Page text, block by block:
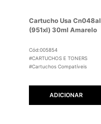
Cartucho Usa Cn048al
(951xl) 30ml Amarelo
Cód:005854
#CARTUCHOS E TONERS
#Cartuchos Compatíveis
ADICIONAR